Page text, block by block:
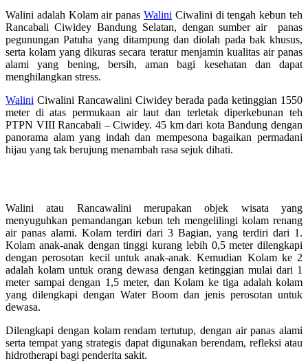
Walini adalah Kolam air panas Walini Ciwalini di tengah kebun teh
Rancabali Ciwidey Bandung Selatan, dengan sumber air panas
pegunungan Patuha yang ditampung dan diolah pada bak khusus,
serta kolam yang dikuras secara teratur menjamin kualitas air panas
alami yang bening, bersih, aman bagi kesehatan dan dapat
menghilangkan stress.
Walini Ciwalini Rancawalini Ciwidey berada pada ketinggian 1550
meter di atas permukaan air laut dan terletak diperkebunan teh
PTPN VIII Rancabali – Ciwidey. 45 km dari kota Bandung dengan
panorama alam yang indah dan mempesona bagaikan permadani
hijau yang tak berujung menambah rasa sejuk dihati.
Walini atau Rancawalini merupakan objek wisata yang
menyuguhkan pemandangan kebun teh mengelilingi kolam renang
air panas alami. Kolam terdiri dari 3 Bagian, yang terdiri dari 1.
Kolam anak-anak dengan tinggi kurang lebih 0,5 meter dilengkapi
dengan perosotan kecil untuk anak-anak. Kemudian Kolam ke 2
adalah kolam untuk orang dewasa dengan ketinggian mulai dari 1
meter sampai dengan 1,5 meter, dan Kolam ke tiga adalah kolam
yang dilengkapi dengan Water Boom dan jenis perosotan untuk
dewasa.
Dilengkapi dengan kolam rendam tertutup, dengan air panas alami
serta tempat yang strategis dapat digunakan berendam, refleksi atau
hidrotherapi bagi penderita sakit.